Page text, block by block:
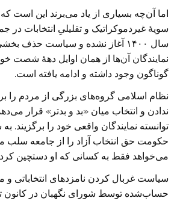
اما آن‌چه بسیاری از یاد می‌برند این است
سویهٔ غیردموکراتیک و تقلیلیِ انتخابات در
سال ۱۴۰۰ آغاز نشده و سیاست حذف
نمایندگان آن‌ها از همان اوایل دههٔ شصت
گوناگون وجود داشته و ادامه یافته است.
نظام اسلامی گروه‌های بزرگی از مردم را
ندادن و انتخاب میان «بد و بدتر» قرار
توانسته نمایندگان واقعی خود را برگزیند.
حکومت حق انتخاب آزاد را از جامعه سلب
می‌خواهد فقط به کسانی که او دستچین
سیاست غربال کردن نامزدهای انتخاباتی و
حساب‌شده توسط شورای نگهبان در کانون